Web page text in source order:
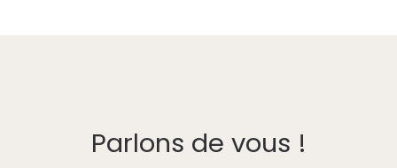
Parlons de vous !